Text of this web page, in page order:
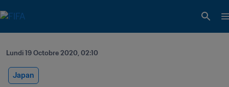
Lundi 19 Octobre 2020, 02:10
Japan